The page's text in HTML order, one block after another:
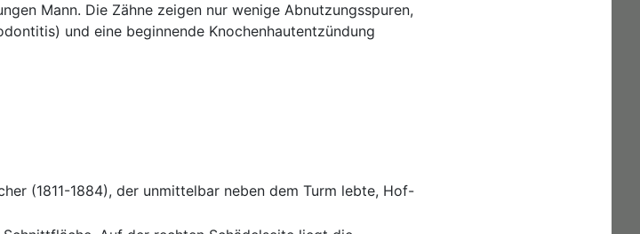
Mann. Die Zähne zeigen nur wenige Abnutzungsspuren,
und eine beginnende Knochenhautentzündung
(1811-1884), der unmittelbar neben dem Turm lebte, Hof-